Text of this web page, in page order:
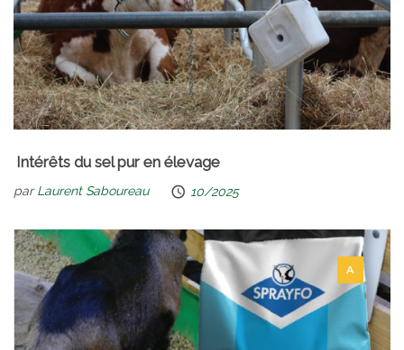
Intérêts du sel pur en élevage
parLaurent Saboureau 10/2025
A